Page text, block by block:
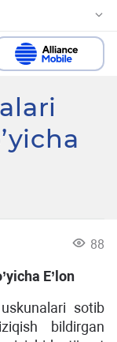
88
E’lon
sotib
bildirgan